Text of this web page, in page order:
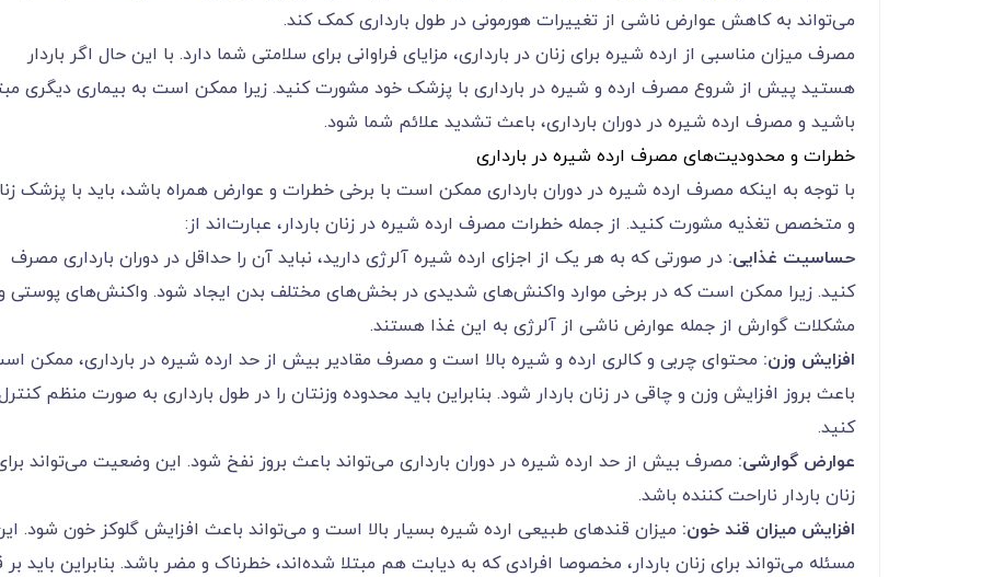
می‌تواند به کاهش عوارض ناشی از تغییرات هورمونی در طول بارداری کمک کند.
مصرف میزان مناسبی از ارده شیره برای زنان در بارداری، مزایای فراوانی برای سلامتی شما دارد. با این حال اگر باردار
هستید پیش از شروع مصرف ارده و شیره در بارداری با پزشک خود مشورت کنید. زیرا ممکن است به بیماری دیگری
باشید و مصرف ارده شیره در دوران بارداری، باعث تشدید علائم شما شود.
خطرات و محدودیت‌های مصرف ارده شیره در بارداری
با توجه به اینکه مصرف ارده شیره در دوران بارداری ممکن است با برخی خطرات و عوارض همراه باشد، باید با پزشک
و متخصص تغذیه مشورت کنید. از جمله خطرات مصرف ارده شیره در زنان باردار، عبارت‌اند از:
حساسیت غذایی: در صورتی که به هر یک از اجزای ارده شیره آلرژی دارید، نباید آن را حداقل در دوران بارداری مصرف
کنید. زیرا ممکن است که در برخی موارد واکنش‌های شدیدی در بخش‌های مختلف بدن ایجاد شود. واکنش‌های پوستی
مشکلات گوارش از جمله عوارض ناشی از آلرژی به این غذا هستند.
افزایش وزن: محتوای چربی و کالری ارده و شیره بالا است و مصرف مقادیر بیش از حد ارده شیره در بارداری، ممکن
باعث بروز افزایش وزن و چاقی در زنان باردار شود. بنابراین باید محدوده وزنتان را در طول بارداری به صورت منظم
کنید‌.
عوارض گوارشی: مصرف بیش از حد ارده شیره در دوران بارداری می‌تواند باعث بروز نفخ شود. این وضعیت می‌تواند
زنان باردار ناراحت کننده باشد.
افزایش میزان قند خون: میزان قندهای طبیعی ارده شیره بسیار بالا است و می‌تواند باعث افزایش گلوکز خون شود.
مسئله می‌تواند برای زنان باردار، مخصوصا افرادی که به دیابت هم مبتلا شده‌اند، خطرناک و مضر باشد. بنابراین باید بر